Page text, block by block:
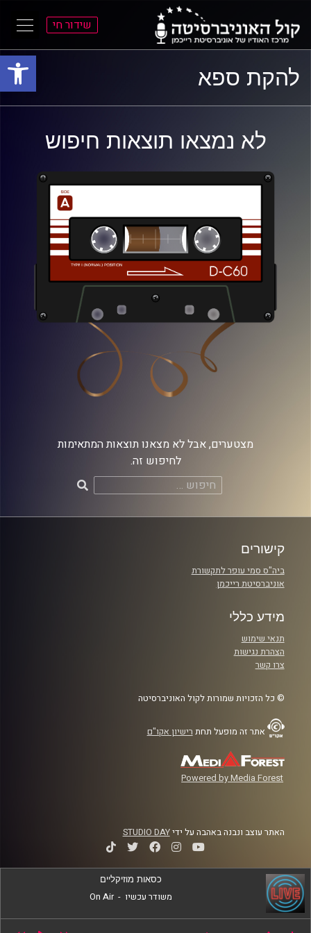
פתח
התפריט
הראשי
התוכן
הראשי
שידור חי
להקת ספא
לא נמצאו תוצאות חיפוש
מצטערים, אבל לא מצאנו תוצאות המתאימות
לחיפוש זה.
חיפוש:
קישורים
ביה"ס סמי עופר לתקשורת
אוניברסיטת רייכמן
מידע כללי
תנאי שימוש
הצהרת נגישות
צרו קשר
© כל הזכויות שמורות לקול האוניברסיטה
אתר זה מופעל תחת רישיון אקו"ם
Powered by Media Forest
האתר עוצב ונבנה באהבה על ידיSTUDIO DAY
כסאות מוזיקליים
משודר עכשיו -
On Air